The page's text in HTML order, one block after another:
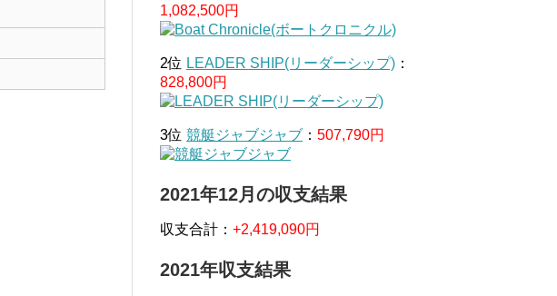
1,082,500円
2位 LEADER SHIP(リーダーシップ) ：
828,800円
3位 競艇ジャブジャブ ： 507,790円
2021年12月の収支結果
収支合計： +2,419,090円
2021年収支結果